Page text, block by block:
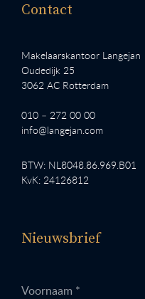
Contact
Makelaarskantoor Langejan
Oudedijk 25
3062 AC Rotterdam
010 – 272 00 00
info@langejan.com
BTW: NL8048.86.969.B01
KvK: 24126812
Nieuwsbrief
Voornaam *